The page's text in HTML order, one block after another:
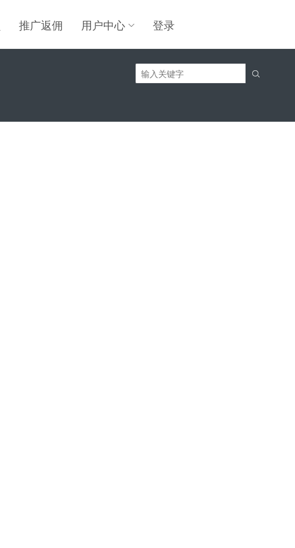
推广返佣 用户中心 登录
